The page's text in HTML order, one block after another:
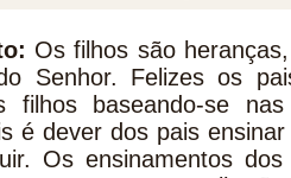
Os filhos são
Senhor. Felizes os
filhos baseando-se
é dever dos pais
Os ensinamentos